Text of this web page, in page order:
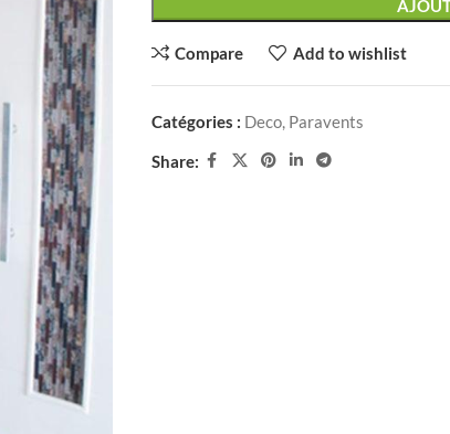
Compare Add to wishlist
Catégories : Deco, Paravents
Share: